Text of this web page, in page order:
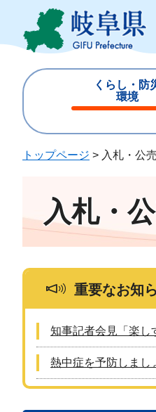
ジ
ュ
くらし・防
環境
じ
トップページ > 入札・公売
入札・
重要なお知
知事記者会見「楽し
熱中症を予防しまし